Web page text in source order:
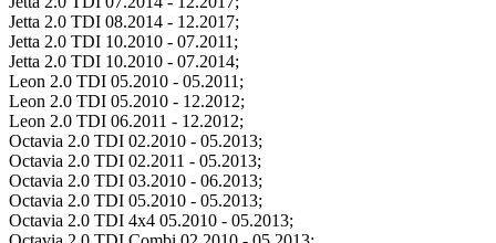
Jetta 2.0 TDI 08.2014 - 12.2017;
Jetta 2.0 TDI 10.2010 - 07.2011;
Jetta 2.0 TDI 10.2010 - 07.2014;
Leon 2.0 TDI 05.2010 - 05.2011;
Leon 2.0 TDI 05.2010 - 12.2012;
Leon 2.0 TDI 06.2011 - 12.2012;
Octavia 2.0 TDI 02.2010 - 05.2013;
Octavia 2.0 TDI 02.2011 - 05.2013;
Octavia 2.0 TDI 03.2010 - 06.2013;
Octavia 2.0 TDI 05.2010 - 05.2013;
Octavia 2.0 TDI 4x4 05.2010 - 05.2013;